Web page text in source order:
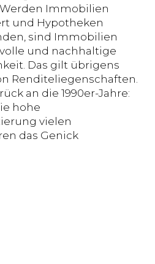
Immobilien
und Hypotheken
sind Immobilien
und nachhaltige
Das gilt übrigens
Renditeliegenschaften.
an die 1990er-Jahre:
hohe
vielen
das Genick